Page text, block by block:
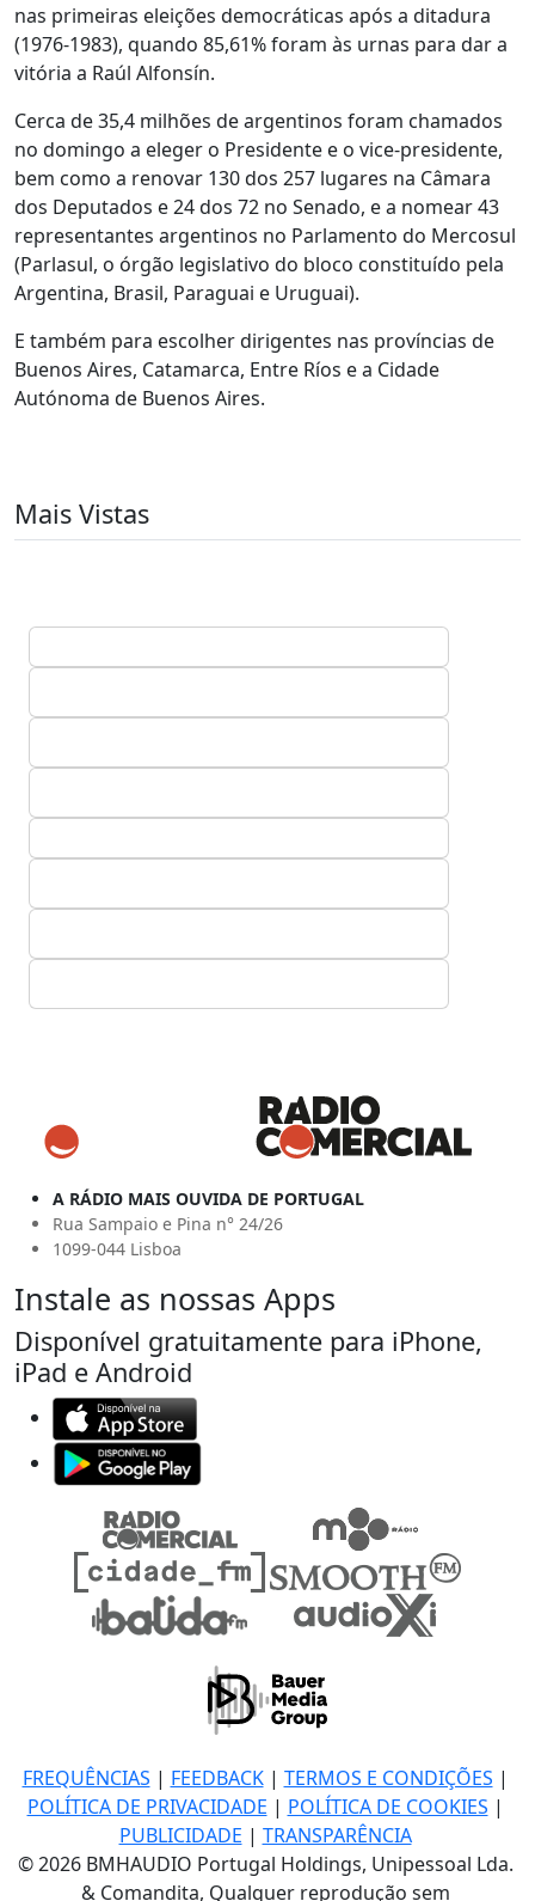
nas primeiras eleições democráticas após a ditadura
(1976-1983), quando 85,61% foram às urnas para dar a
vitória a Raúl Alfonsín.
Cerca de 35,4 milhões de argentinos foram chamados
no domingo a eleger o Presidente e o vice-presidente,
bem como a renovar 130 dos 257 lugares na Câmara
dos Deputados e 24 dos 72 no Senado, e a nomear 43
representantes argentinos no Parlamento do Mercosul
(Parlasul, o órgão legislativo do bloco constituído pela
Argentina, Brasil, Paraguai e Uruguai).
E também para escolher dirigentes nas províncias de
Buenos Aires, Catamarca, Entre Ríos e a Cidade
Autónoma de Buenos Aires.
Mais Vistas
A RÁDIO MAIS OUVIDA DE PORTUGAL
Rua Sampaio e Pina n° 24/26
1099-044 Lisboa
Instale as nossas Apps
Disponível gratuitamente para iPhone,
iPad e Android
FREQUÊNCIAS | FEEDBACK| TERMOS E CONDIÇÕES |
POLÍTICA DE PRIVACIDADE | POLÍTICA DE COOKIES |
PUBLICIDADE | TRANSPARÊNCIA
© 2026 BMHAUDIO Portugal Holdings, Unipessoal Lda.
& Comandita, Qualquer reprodução sem